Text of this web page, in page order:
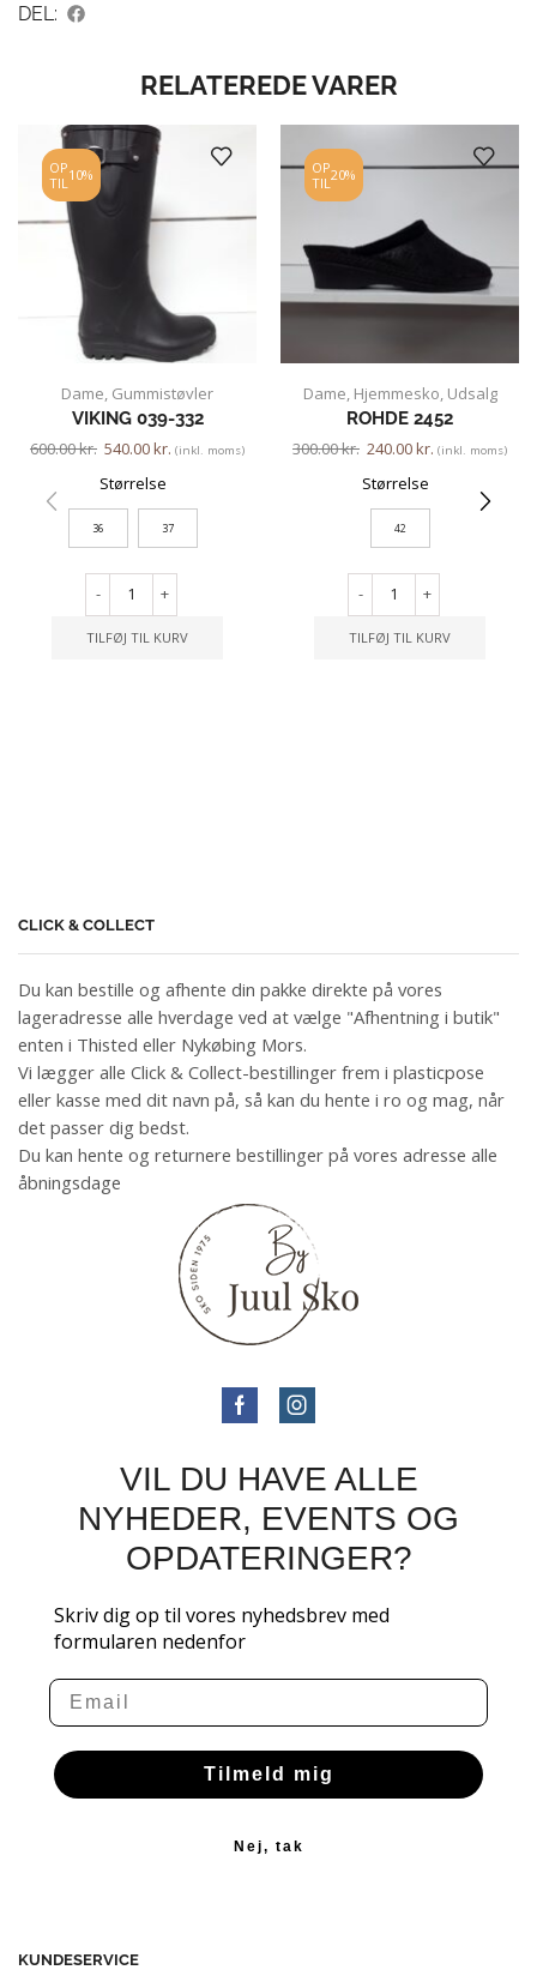
DEL:
RELATEREDE VARER
OP
TIL 10%
Dame Gummistøvler
VIKING 039-332
600.00kr. 540.00kr. (inkl. moms)
Størrelse
36 37
- +
TILFØJ TIL KURV
OP
TIL 20%
Dame Hjemmesko Udsalg
ROHDE 2452
300.00kr. 240.00kr. (inkl. moms)
Størrelse
42
- +
TILFØJ TIL KURV
CLICK & COLLECT
Du kan bestille og afhente din pakke direkte på vores
lageradresse alle hverdage ved at vælge "Afhentning i butik"
enten i Thisted eller Nykøbing Mors.
Vi lægger alle Click & Collect-bestillinger frem i plasticpose
eller kasse med dit navn på, så kan du hente i ro og mag, når
det passer dig bedst.
Du kan hente og returnere bestillinger på vores adresse alle
åbningsdage
VIL DU HAVE ALLE
NYHEDER, EVENTS OG
OPDATERINGER?
Skriv dig op til vores nyhedsbrev med
formularen nedenfor
Email
Tilmeld mig
Nej, tak
KUNDESERVICE